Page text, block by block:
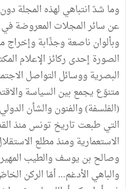
وما شدّ انتباهي لهذه المجلة
عن سائر المجلات المعروضة
وبألوان ناصعة وجذّابة
الصورة إحدى ركائز الإعلام
البصرية ووسائل التواصل
متنوّع يجمع بين السياسة
(الفلسفة) والفنون والشأن
التي طبعت تاريخ تونس منذ
الاستعمارية ومنذ مطلع
وصالح بن يوسف والطيب
والباهي الأدغم... أمّا الركن